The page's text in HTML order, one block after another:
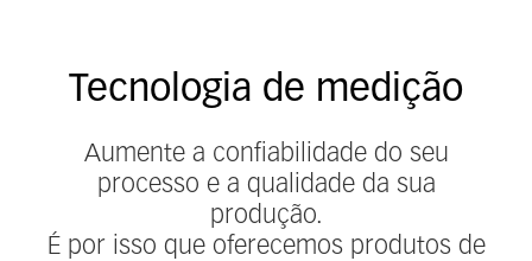
Tecnologia de medição
Aumente a confiabilidade do seu
processo e a qualidade da sua
produção.
É por isso que oferecemos produtos de